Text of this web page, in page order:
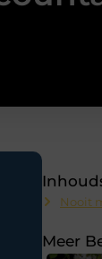
Nooit
Meer